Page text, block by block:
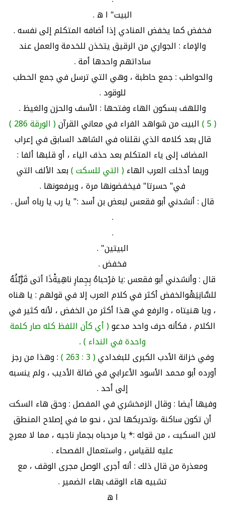
البيت" ا ه .
فخفض كما يخفض المنادي إذا أضافه المتكلم إلى نفسه .
والإماء : الجواري من الرقيق يتخذن للخدمة والعمل عند
ساداتهم واحدها أمة .
والحواطب : جمع حاطبة ، وهي التي ترسل في جمع الحطب
للوقود .
واللهف بسكون الهاء وفتحها : الأسف والحزن والغيظ .
( 5 )
البيت من شواهد الفراء في معاني القرآن( الورقة 286 )
قال بعد كلامه الذي نقلناه في الشاهد السابق في إعراب
المضاف إلى ياء المتكلم بعد حذف الياء ، أو قلبها ألفا :
وربما أدخلت العرب الهاء( التي للسكت )بعد الألف التي
في" حسرتا" فيخفضونها مرة ، ويرفعونها .
قال : أنشدني أبو فقعس لبعض بن أسد :" يا رب يا رباه أسل .
.
.
البيتين" .
فخفض .
قال : وأنشدني أبو فقعس :يا مَرْحباهُ بِجِمارِ ناهِيةْذَا أتى قَرَّبْتُهُ
للسَّانِيَهْوالخفض أكثر في كلام العرب إلا في قولهم : يا هناه
، ويا هنيتاه ، والرفع في هذا أكثر من الخفض ، لأنه كثير في
الكلام ، فكأنه حرف واحد مدعو( أي كأن اللفظ كله صار كلمة
واحدة في النداء ).
وفي خزانة الأدب الكبرى للبغدادي( 3 : 263 )
: وهذا من رجز
أورده أبو محمد الأسود الأعرابي في ضالة الأديب ، ولم ينسبه
إلى أحد .
وفيها أيضا : وقال الزمخشري في المفصل : وحق هاء السكت
أن تكون ساكنة ،وتحريكها لحن ، نحو ما في إصلاح المنطق
لابن السكيت ، من قوله :* يا مرحباه بجمار ناجيه ، مما لا معرج
عليه للقياس ، واستعمال الفصحاء .
ومعذرة من قال ذلك : أنه أجرى الوصل مجرى الوقف ، مع
تشبيه هاء الوقف بهاء الضمير .
ا ه